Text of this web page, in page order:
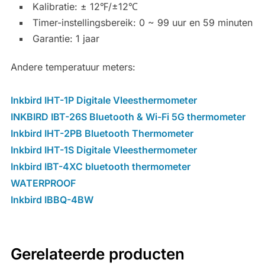
Kalibratie: ± 12℉/±12℃
Timer-instellingsbereik: 0 ~ 99 uur en 59 minuten
Garantie: 1 jaar
Andere temperatuur meters:
Inkbird IHT-1P Digitale Vleesthermometer
INKBIRD IBT-26S Bluetooth & Wi-Fi 5G thermometer
Inkbird IHT-2PB Bluetooth Thermometer
Inkbird IHT-1S Digitale Vleesthermometer
Inkbird IBT-4XC bluetooth thermometer
WATERPROOF
Inkbird IBBQ-4BW
Gerelateerde producten